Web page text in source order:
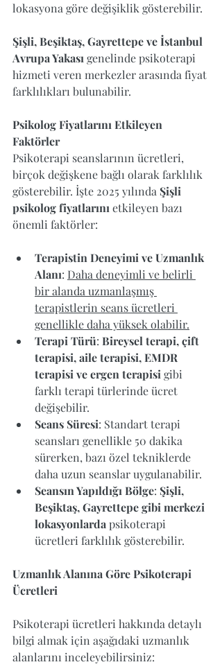
lokasyona göre değişiklik gösterebilir.
Şişli, Beşiktaş, Gayrettepe ve İstanbul
Avrupa Yakası genelinde psikoterapi
hizmeti veren merkezler arasında fiyat
farklılıkları bulunabilir.
Psikolog Fiyatlarını Etkileyen
Faktörler
Psikoterapi seanslarının ücretleri,
birçok değişkene bağlı olarak farklılık
gösterebilir. İşte 2025 yılında Şişli
psikolog fiyatlarını etkileyen bazı
önemli faktörler:
Terapistin Deneyimi ve Uzmanlık
Alanı: Daha deneyimli ve belirli
bir alanda uzmanlaşmış
terapistlerin seans ücretleri
genellikle daha yüksek olabilir.
Terapi Türü: Bireysel terapi, çift
terapisi, aile terapisi, EMDR
terapisi ve ergen terapisi gibi
farklı terapi türlerinde ücret
değişebilir.
Seans Süresi: Standart terapi
seansları genellikle 50 dakika
sürerken, bazı özel tekniklerde
daha uzun seanslar uygulanabilir.
Seansın Yapıldığı Bölge: Şişli,
Beşiktaş, Gayrettepe gibi merkezi
lokasyonlarda psikoterapi
ücretleri farklılık gösterebilir.
Uzmanlık Alanına Göre Psikoterapi
Ücretleri
Psikoterapi ücretleri hakkında detaylı
bilgi almak için aşağıdaki uzmanlık
alanlarını inceleyebilirsiniz: